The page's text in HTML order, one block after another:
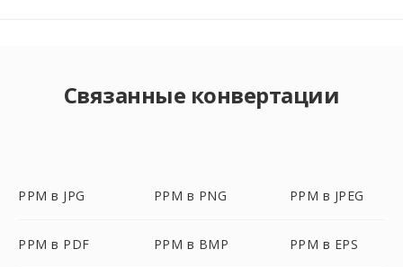
Связанные конвертации
PPM в JPG PPM в PNG PPM в JPEG
PPM в PDF PPM в BMP PPM в EPS